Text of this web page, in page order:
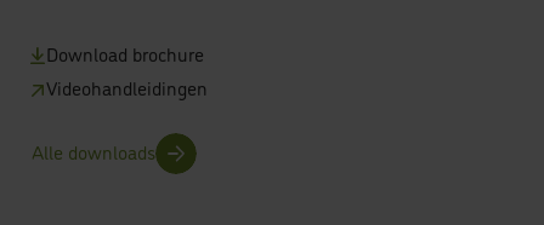
Download brochure
Videohandleidingen
Alle downloads